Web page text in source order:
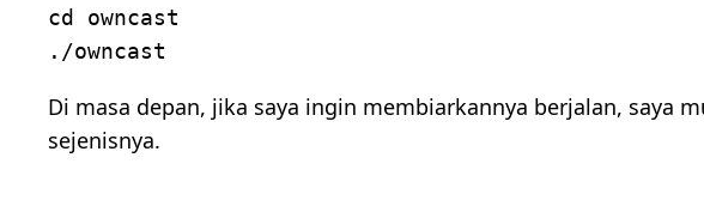
cd owncast
./owncast
Di masa depan, jika saya ingin membiarkannya berjalan, saya
sejenisnya.